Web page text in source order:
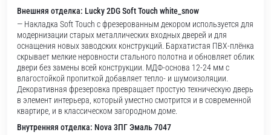
Внешняя отделка: Lucky 2DG Soft Touch white_snow
— Накладка Soft Touch с фрезерованным декором используется для
модернизации старых металлических входных дверей и для
оснащения новых заводских конструкций. Бархатистая ПВХ-плёнка
скрывает мелкие неровности стального полотна и обновляет облик
двери без замены всей конструкции. МДФ-основа 12-24 мм с
влагостойкой пропиткой добавляет тепло- и шумоизоляции.
Декоративная фрезеровка превращает простую техническую дверь
в элемент интерьера, который уместно смотрится и в современной
квартире, и в классическом загородном доме.
Внутренняя отделка: Nova 3ПГ Эмаль 7047